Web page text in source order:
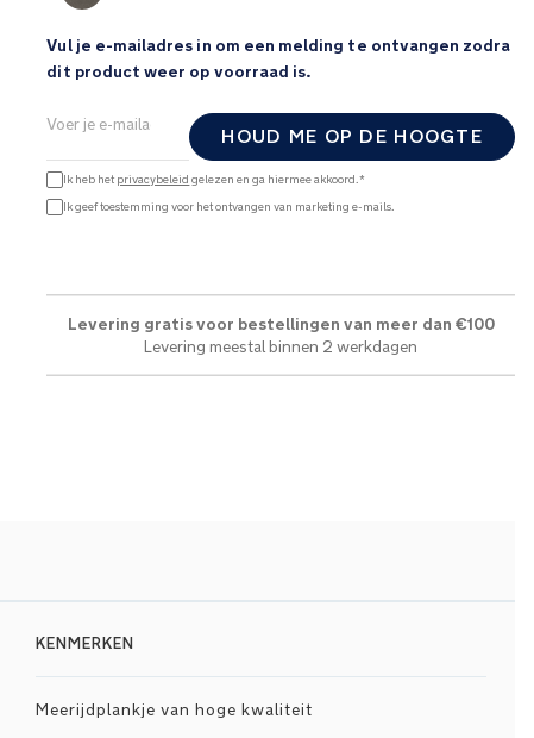
Vul je e-mailadres in om een melding te ontvangen zodra
dit product weer op voorraad is.
HOUD ME OP DE HOOGTE
Ik heb het privacybeleid gelezen en ga hiermee akkoord.*
Ik geef toestemming voor het ontvangen van marketing e-mails.
Levering gratis voor bestellingen van meer dan €100
Levering meestal binnen 2 werkdagen
KENMERKEN
Meerijdplankje van hoge kwaliteit